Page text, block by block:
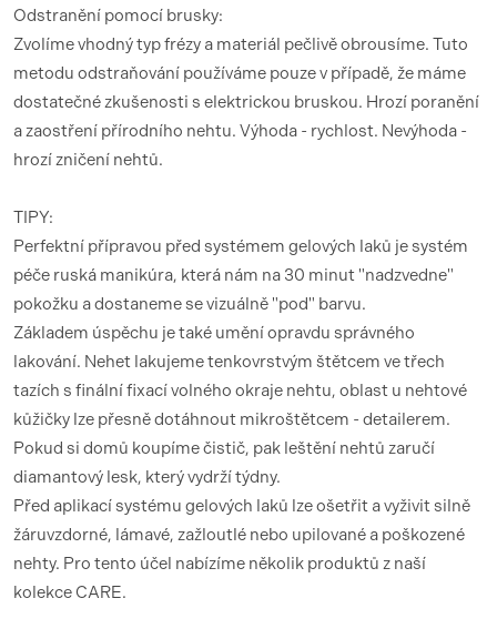
Odstranění pomocí brusky:
Zvolíme vhodný typ frézy a materiál pečlivě obrousíme. Tuto
metodu odstraňování používáme pouze v případě, že máme
dostatečné zkušenosti s elektrickou bruskou. Hrozí poranění
a zaostření přírodního nehtu. Výhoda - rychlost. Nevýhoda -
hrozí zničení nehtů.
TIPY:
Perfektní přípravou před systémem gelových laků je systém
péče ruská manikúra, která nám na 30 minut "nadzvedne"
pokožku a dostaneme se vizuálně "pod" barvu.
Základem úspěchu je také umění opravdu správného
lakování. Nehet lakujeme tenkovrstvým štětcem ve třech
tazích s finální fixací volného okraje nehtu, oblast u nehtové
kůžičky lze přesně dotáhnout mikroštětcem - detailerem.
Pokud si domů koupíme čistič, pak leštění nehtů zaručí
diamantový lesk, který vydrží týdny.
Před aplikací systému gelových laků lze ošetřit a vyživit silně
žáruvzdorné, lámavé, zažloutlé nebo upilované a poškozené
nehty. Pro tento účel nabízíme několik produktů z naší
kolekce CARE.